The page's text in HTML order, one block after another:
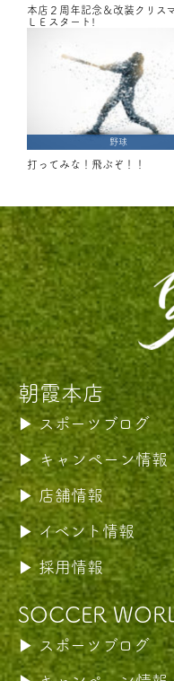
本店２周年記念＆改装クリス
ＬＥスタート!
野球
打ってみな！飛ぶぞ！！
朝霞本店
スポーツブログ
キャンペーン情報
店舗情報
イベント情報
採用情報
SOCCER
スポーツブログ